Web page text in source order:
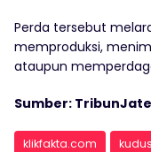
Perda tersebut
memproduksi,
ataupun
Sumber:
klikfakta.com kudus